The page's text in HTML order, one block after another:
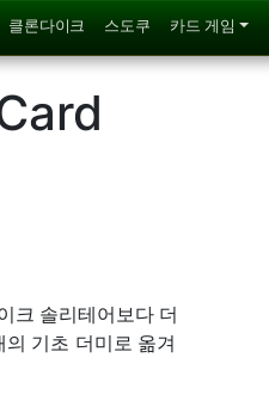
클론다이크 스도쿠 카드 게임
크 솔리테어보다 더
기초 더미로 옮겨